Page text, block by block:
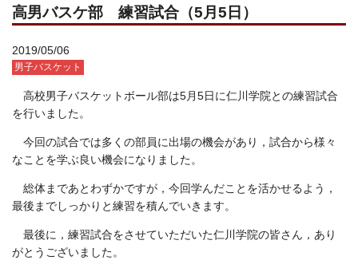
高男バスケ部 練習試合（5月5日）
2019/05/06
男子バスケット
高校男子バスケットボール部は5月5日に仁川学院との練習試合
を行いました。
今回の試合では多くの部員に出場の機会があり，試合から様々
なことを学ぶ良い機会になりました。
総体まであとわずかですが，今回学んだことを活かせるよう，
最後までしっかりと練習を積んでいきます。
最後に，練習試合をさせていただいた仁川学院の皆さん，あり
がとうございました。